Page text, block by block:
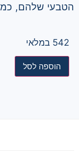
הטבעי שלהם,
542 במלאי
הוספה לסל